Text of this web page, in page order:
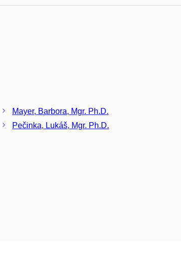
Mayer, Barbora, Mgr. Ph.D.
Pečinka, Lukáš, Mgr. Ph.D.